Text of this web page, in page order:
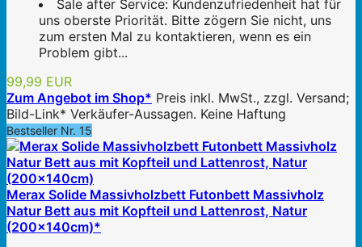
Sale after Service: Kundenzufriedenheit hat für
uns oberste Priorität. Bitte zögern Sie nicht, uns
zum ersten Mal zu kontaktieren, wenn es ein
Problem gibt...
99,99 EUR
Zum Angebot im Shop* Preis inkl. MwSt., zzgl. Versand;
Bild-Link* Verkäufer-Aussagen. Keine Haftung
Bestseller Nr. 15
Merax Solide Massivholzbett Futonbett Massivholz
Natur Bett aus mit Kopfteil und Lattenrost, Natur
(200x140cm)*